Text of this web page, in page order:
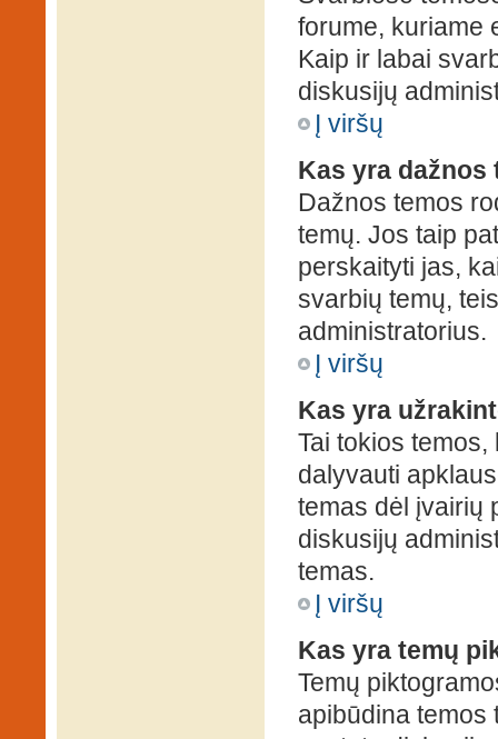
forume, kuriame
Kaip ir labai
diskusijų
Į viršų
Kas yra dažnos
Dažnos temos
temų. Jos taip
perskaityti jas,
svarbių temų,
administratorius.
Į viršų
Kas yra
Tai tokios
dalyvauti
temas dėl įvairių
diskusijų
temas.
Į viršų
Kas yra temų
Temų
apibūdina temos